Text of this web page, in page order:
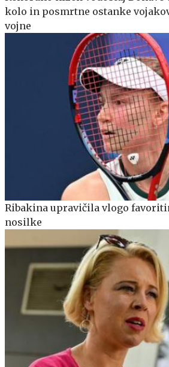
kolo in posmrtne ostanke
vojne
Ribakina upravičila vlogo
nosilke